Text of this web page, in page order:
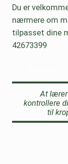
Du er
nærmere om
tilpasset dine
42673399
At lærer
kontrollere
til